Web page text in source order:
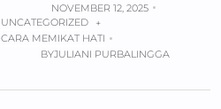
NOVEMBER 12, 2025
UNCATEGORIZED
+
CARA MEMIKAT HATI
BYJULIANI PURBALINGGA